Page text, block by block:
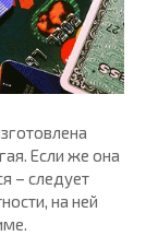
Если же она
– следует
на ней